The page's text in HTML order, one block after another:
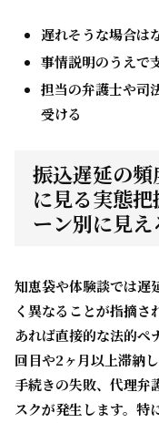
遅れそうな場合は
事情説明のうえで
担当の弁護士や司
受ける
振込遅延の
に見る実態
ーン別に見
知恵袋や体験談では遅
く異なることが指摘さ
あれば直接的な法的ペ
回目や2ヶ月以上滞納
手続きの失敗、代理弁
スクが発生します。特